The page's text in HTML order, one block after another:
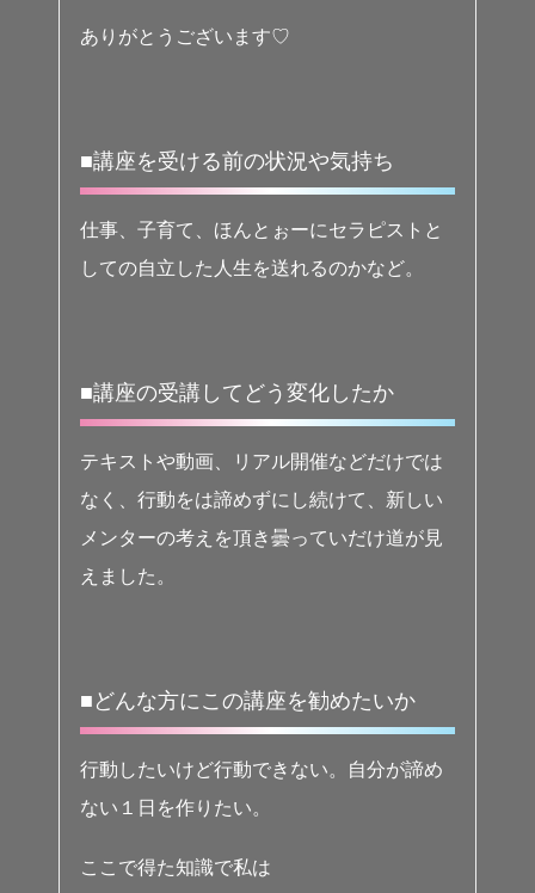
ありがとうございます♡
■講座を受ける前の状況や気持ち
仕事、子育て、ほんとぉーにセラピストと
しての自立した人生を送れるのかなど。
■講座の受講してどう変化したか
テキストや動画、リアル開催などだけでは
なく、行動をは諦めずにし続けて、新しい
メンターの考えを頂き曇っていだけ道が見
えました。
■どんな方にこの講座を勧めたいか
行動したいけど行動できない。自分が諦め
ない１日を作りたい。
ここで得た知識で私は